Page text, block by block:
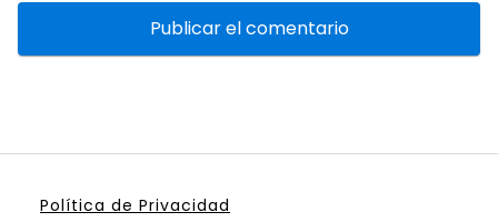
Política de Privacidad